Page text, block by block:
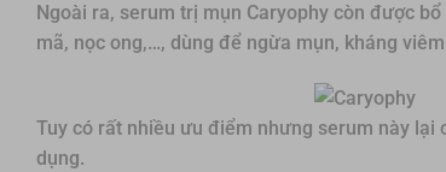
Ngoài ra, serum trị mụn Caryophy còn được
mã, nọc ong,…, dùng để ngừa mụn, kháng
Tuy có rất nhiều ưu điểm nhưng serum này
dụng.